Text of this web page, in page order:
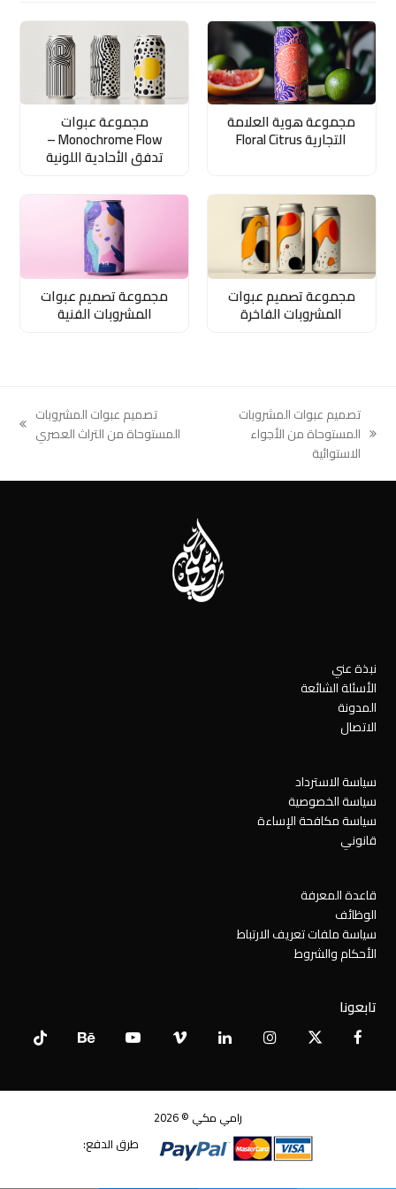
مجموعة هوية العلامة
التجارية Floral Citrus
مجموعة عبوات
Monochrome Flow –
تدفق الأحادية اللونية
مجموعة تصميم عبوات
المشروبات الفاخرة
مجموعة تصميم عبوات
المشروبات الفنية
previous
post:
تصميم عبوات المشروبات
المستوحاة من الأجواء
الاستوائية
next
تصميم عبوات المشروبات
المستوحاة من التراث العصري
نبذة عني
الأسئلة الشائعة
المدونة
الاتصال
سياسة الاسترداد
سياسة الخصوصية
سياسة مكافحة الإساءة
قانوني
قاعدة المعرفة
الوظائف
سياسة ملفات تعريف الارتباط
الأحكام والشروط
تابعونا
Facebook
X
Instagram
LinkedIn
Vimeo
YouTube
Behance
Tiktok
رامي مكي © 2026
طرق الدفع: